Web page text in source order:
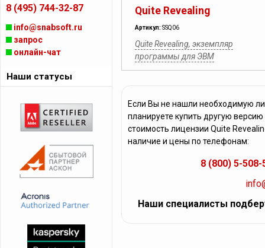
Quite Revealing
Артикул: SSQ06
Quite Revealing, экземпляр
программы для ЭВМ
Если Вы не нашли необходимую
планируете купить другую
стоимость лицензии Quite
наличие и цены по телефонам:
8 (800) 5-508-
Наши специалисты
8 (495) 744-32-87
info@snabsoft.ru
запрос
онлайн-чат
Наши статусы